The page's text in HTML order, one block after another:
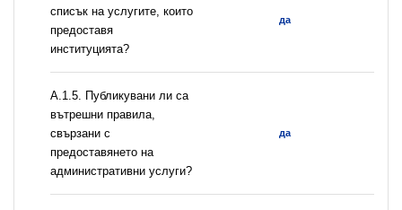
списък на услугите, които
предоставя
институцията?
да
А.1.5. Публикувани ли са
вътрешни правила,
свързани с
предоставянето на
административни услуги?
да